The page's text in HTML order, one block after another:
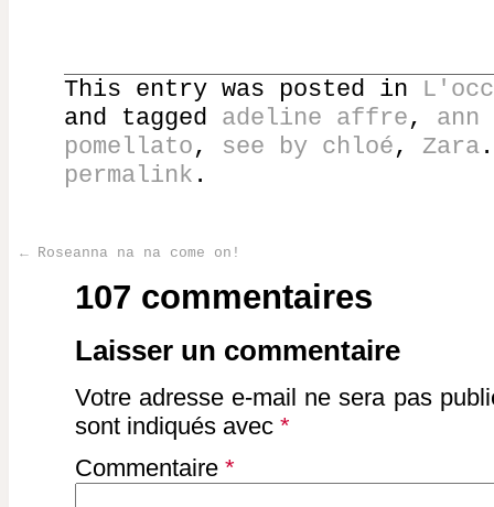
This entry was posted in
and tagged adeline affre,
pomellato, see by chloé, Zara
permalink .
← Roseanna na na come on!
107 commentaires
Laisser un commentaire
Votre adresse e-mail ne sera pas
sont indiqués avec *
Commentaire *